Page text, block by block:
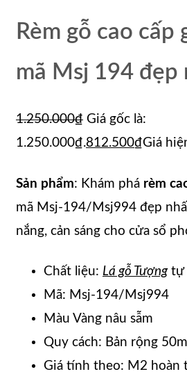
Rèm gỗ cao cấp
mã Msj 194 đẹp
1.250.000₫ Giá gốc là:
1.250.000₫.812.500₫Giá
Sản phẩm: Khám phá rèm
mã Msj-194/Msj994 đẹp
nắng, cản sáng cho cửa sổ
Chất liệu: Lá gỗ Tượngtự
Mã: Msj-194/Msj994
Màu Vàng nâu sẫm
Quy cách: Bản rộng
Giá tính theo: M2 hoàn